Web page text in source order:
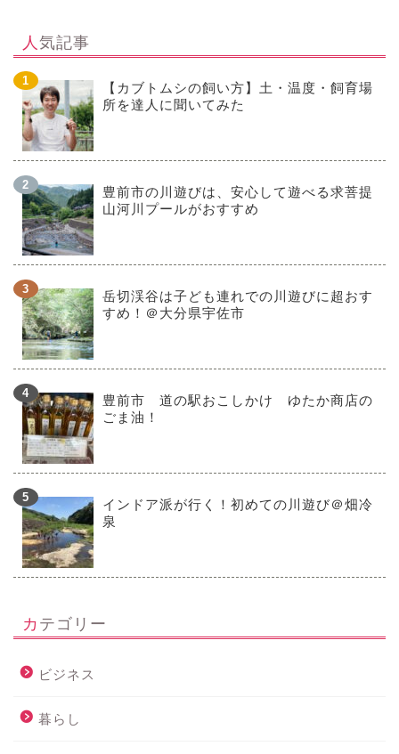
人気記事
【カブトムシの飼い方】土・温度・飼育場
所を達人に聞いてみた
豊前市の川遊びは、安心して遊べる求菩提
山河川プールがおすすめ
岳切渓谷は子ども連れでの川遊びに超おす
すめ！＠大分県宇佐市
豊前市 道の駅おこしかけ ゆたか商店の
ごま油！
インドア派が行く！初めての川遊び＠畑冷
泉
カテゴリー
ビジネス
暮らし